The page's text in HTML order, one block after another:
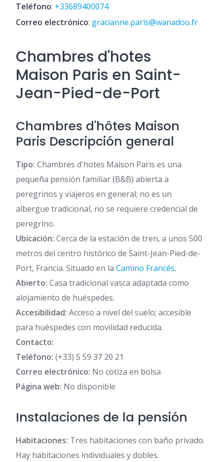
Teléfono: +33689400074
Correo electrónico: gracianne.paris@wanadoo.fr
Chambres d'hotes
Maison Paris en Saint-
Jean-Pied-de-Port
Chambres d'hôtes Maison
Paris Descripción general
Tipo: Chambres d'hotes Maison Paris es una
pequeña pensión familiar (B&B) abierta a
peregrinos y viajeros en general; no es un
albergue tradicional, no se requiere credencial de
peregrino.
Ubicación: Cerca de la estación de tren, a unos 500
metros del centro histórico de Saint-Jean-Pied-de-
Port, Francia. Situado en la Camino Francés.
Abierto: Casa tradicional vasca adaptada como
alojamiento de huéspedes.
Accesibilidad: Acceso a nivel del suelo; accesible
para huéspedes con movilidad reducida.
Contacto:
Teléfono: (+33) 5 59 37 20 21
Correo electrónico: No cotiza en bolsa
Página web: No disponible
Instalaciones de la pensión
Habitaciones: Tres habitaciones con baño privado.
Hay habitaciones individuales y dobles.